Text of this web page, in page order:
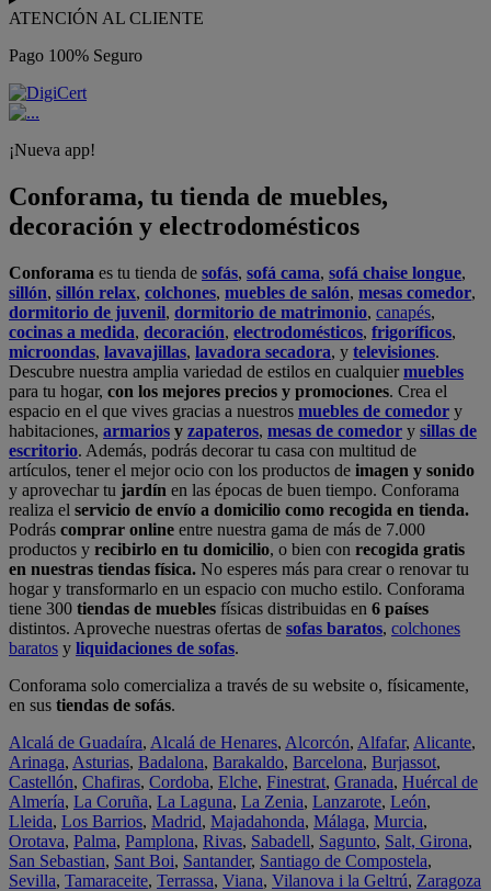
ATENCIÓN AL CLIENTE
Pago 100% Seguro
¡Nueva app!
Conforama, tu tienda de muebles,
decoración y electrodomésticos
Conforama es tu tienda de sofás, sofá cama, sofá chaise longue,
sillón, sillón relax, colchones, muebles de salón, mesas comedor,
dormitorio de juvenil, dormitorio de matrimonio, canapés,
cocinas a medida, decoración, electrodomésticos, frigoríficos,
microondas, lavavajillas, lavadora secadora, y televisiones.
Descubre nuestra amplia variedad de estilos en cualquiermuebles
para tu hogar, con los mejores precios y promociones. Crea el
espacio en el que vives gracias a nuestros muebles de comedor y
habitaciones, armarios y zapateros, mesas de comedor y sillas de
escritorio. Además, podrás decorar tu casa con multitud de
artículos, tener el mejor ocio con los productos de imagen y sonido
y aprovechar tu jardín en las épocas de buen tiempo. Conforama
realiza el servicio de envío a domicilio como recogida en tienda.
Podrás comprar online entre nuestra gama de más de 7.000
productos y recibirlo en tu domicilio, o bien con recogida gratis
en nuestras tiendas física. No esperes más para crear o renovar tu
hogar y transformarlo en un espacio con mucho estilo. Conforama
tiene 300 tiendas de muebles físicas distribuidas en 6 países
distintos. Aproveche nuestras ofertas de sofas baratos, colchones
baratos y liquidaciones de sofas.
Conforama solo comercializa a través de su website o, físicamente,
en sus tiendas de sofás.
Alcalá de Guadaíra, Alcalá de Henares, Alcorcón, Alfafar, Alicante,
Arinaga, Asturias, Badalona, Barakaldo, Barcelona, Burjassot,
Castellón, Chafiras, Cordoba, Elche, Finestrat, Granada, Huércal de
Almería, La Coruña, La Laguna, La Zenia, Lanzarote, León,
Lleida, Los Barrios, Madrid, Majadahonda, Málaga, Murcia,
Orotava, Palma, Pamplona, Rivas, Sabadell, Sagunto, Salt, Girona,
San Sebastian, Sant Boi, Santander, Santiago de Compostela,
Sevilla, Tamaraceite, Terrassa, Viana, Vilanova i la Geltrú, Zaragoza